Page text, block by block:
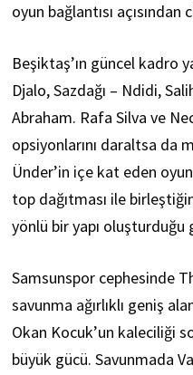
oyun bağlantısı
Beşiktaş’ın güncel kadro
Djalo, Sazdağı – Ndidi,
Abraham. Rafa Silva ve
opsiyonlarını daraltsa da
Ünder’in içe kat eden
top dağıtması ile
yönlü bir yapı oluşturduğu
Samsunspor cephesinde
savunma ağırlıklı geniş
Okan Kocuk’un kaleciliği
büyük gücü. Savunmada